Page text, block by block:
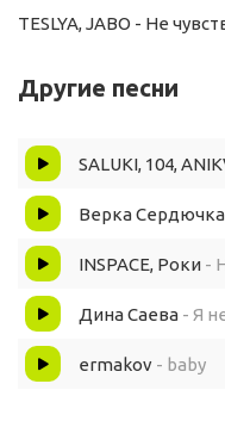
TESLYA, JABO - Не
Другие песни
SALUKI, 104,
Верка Сердючка
INSPACE, Роки -
Дина Саева - Я
ermakov - baby